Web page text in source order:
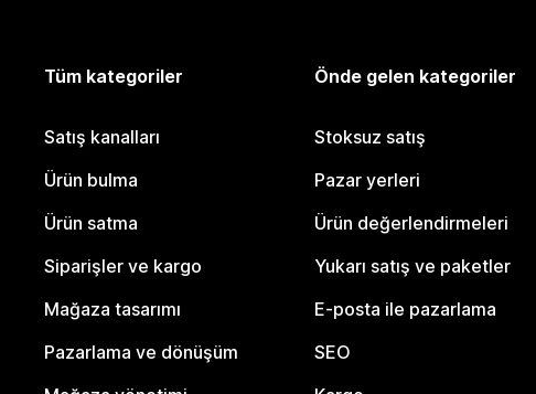
Tüm kategoriler
Satış kanalları
Ürün bulma
Ürün satma
Siparişler ve kargo
Mağaza tasarımı
Pazarlama ve dönüşüm
Önde gelen kategoriler
Stoksuz satış
Pazar yerleri
Ürün değerlendirmeleri
Yukarı satış ve paketler
E-posta ile pazarlama
SEO